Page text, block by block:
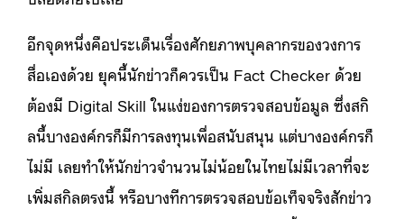
อีกจุดหนึ่งคือประเด็นเรื่องศักยภาพบุคลากรของวงการ
สื่อเองด้วย ยุคนี้นักข่าวก็ควรเป็น Fact Checker ด้วย
ต้องมี Digital Skill ในแง่ของการตรวจสอบข้อมูล ซึ่งสกิ
ลนี้บางองค์กรก็มีการลงทุนเพื่อสนับสนุน แต่บางองค์กรก็
ไม่มี เลยทำให้นักข่าวจำนวนไม่น้อยในไทยไม่มีเวลาที่จะ
เพิ่มสกิลตรงนี้ หรือบางทีการตรวจสอบข้อเท็จจริงสักข่าว